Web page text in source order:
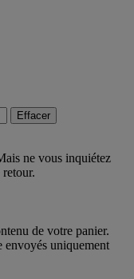
Effacer
ne vous inquiétez
de votre panier.
envoyés uniquement